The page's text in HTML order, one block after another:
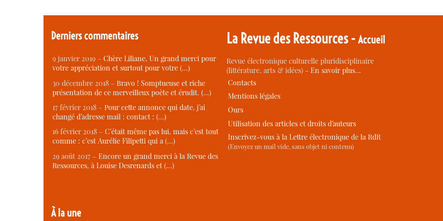
Derniers commentaires
9 janvier 2019 – Chère Liliane, Un grand merci pour
votre appréciation et surtout pour votre (…)
30 décembre 2018 – Bravo ! Somptueuse et riche
présentation de ce merveilleux poète et érudit. (…)
17 février 2018 – Pour cette annonce qui date, j’ai
changé d’adresse mail : contact : (…)
16 février 2018 – C’était même pas lui, mais c’est tout
comme : c’est Aurélie Filipetti qui a (…)
29 août 2017 – Encore un grand merci à la Revue des
Ressources, à Louise Desrenards et (…)
À la une
La Revue des Ressources -Accueil
Revue électronique culturelle pluridisciplinaire
(littérature, arts & idées) -En savoir plus…
Contacts
Mentions légales
Ours
Utilisation des articles et droits d’auteurs
Inscrivez-vous à la Lettre électronique de la RdR
(Envoyez un mail vide, sans objet ni contenu)